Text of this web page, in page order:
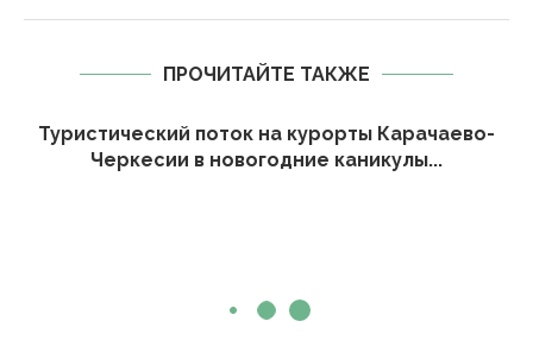
ПРОЧИТАЙТЕ ТАКЖЕ
Туристический поток на курорты Карачаево-
Черкесии в новогодние каникулы...